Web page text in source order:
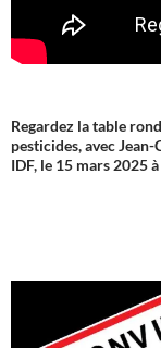
Regardez la table
pesticides, avec
IDF, le 15 mars 2025